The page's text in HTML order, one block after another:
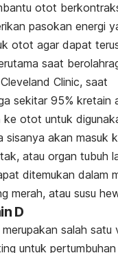
otot
pasokan energi
otot agar dapat
saat
Cleveland Clinic, saat
sekitar 95% kretain
ke otot untuk
sisanya akan masuk
atau organ tubuh
ditemukan dalam
merah, atau susu
D
merupakan salah satu
untuk